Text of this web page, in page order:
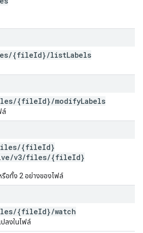
/{fileId}/listLabels
/{fileId}/modifyLabels
ล์
/{fileId}
/v3/files/{fileId}
รือทั้ง 2 อย่างของไฟล์
/{fileId}/watch
ลงในไฟล์